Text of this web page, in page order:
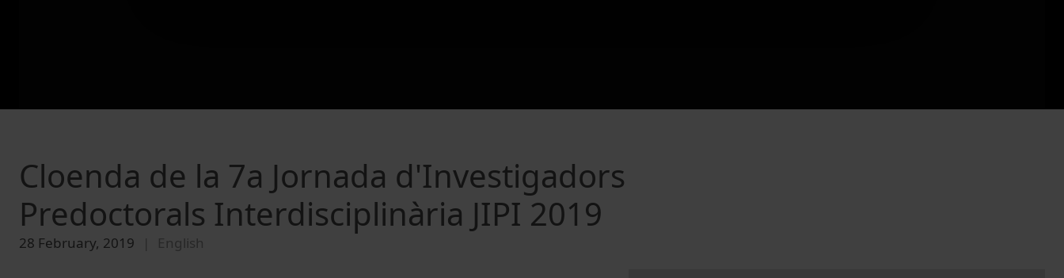
Cloenda de la 7a Jornada d'Investigadors
Predoctorals Interdisciplinària JIPI 2019
28 February, 2019 English